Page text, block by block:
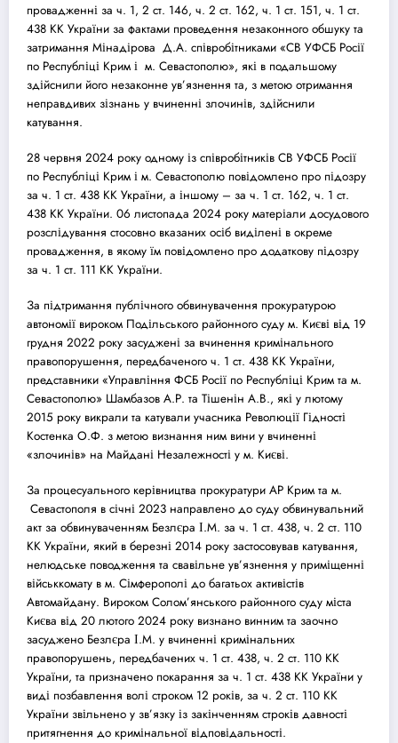
провадженні за ч. 1, 2 ст. 146, ч. 2 ст. 162, ч. 1 ст. 151, ч. 1 ст.
438 КК України за фактами проведення незаконного обшуку та
затримання Мінадірова Д.А. співробітниками «СВ УФСБ Росії
по Республіці Крим і м. Севастополю», які в подальшому
здійснили його незаконне ув’язнення та, з метою отримання
неправдивих зізнань у вчиненні злочинів, здійснили
катування.
28 червня 2024 року одному із співробітників СВ УФСБ Росії
по Республіці Крим і м. Севастополю повідомлено про підозру
за ч. 1 ст. 438 КК України, а іншому – за ч. 1 ст. 162, ч. 1 ст.
438 КК України. 06 листопада 2024 року матеріали досудового
розслідування стосовно вказаних осіб виділені в окреме
провадження, в якому їм повідомлено про додаткову підозру
за ч. 1 ст. 111 КК України.
За підтримання публічного обвинувачення прокуратурою
автономії вироком Подільського районного суду м. Києві від 19
грудня 2022 року засуджені за вчинення кримінального
правопорушення, передбаченого ч. 1 ст. 438 КК України,
представники «Управління ФСБ Росії по Республіці Крим та м.
Севастополю» Шамбазов А.Р. та Тішенін А.В., які у лютому
2015 року викрали та катували учасника Революції Гідності
Костенка О.Ф. з метою визнання ним вини у вчиненні
«злочинів» на Майдані Незалежності у м. Києві.
За процесуального керівництва прокуратури АР Крим та м.
Cевастополя в січні 2023 направлено до суду обвинувальний
акт за обвинуваченням Безлєра І.М. за ч. 1 ст. 438, ч. 2 ст. 110
КК України, який в березні 2014 року застосовував катування,
нелюдське поводження та свавільне ув’язнення у приміщенні
військкомату в м. Сімферополі до багатьох активістів
Автомайдану. Вироком Солом’янського районного суду міста
Києва від 20 лютого 2024 року визнано винним та заочно
засуджено Безлєра І.М. у вчиненні кримінальних
правопорушень, передбачених ч. 1 ст. 438, ч. 2 ст. 110 КК
України, та призначено покарання за ч. 1 ст. 438 КК України у
виді позбавлення волі строком 12 років, за ч. 2 ст. 110 КК
України звільнено у зв’язку із закінченням строків давності
притягнення до кримінальної відповідальності.